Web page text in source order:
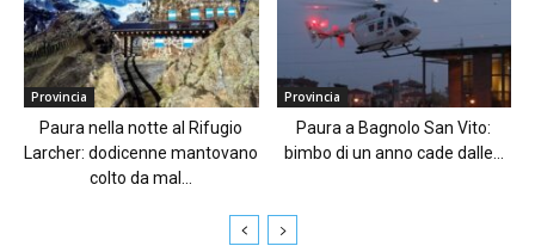
Provincia
Paura nella notte al Rifugio
Larcher: dodicenne mantovano
colto da mal...
Provincia
Paura a Bagnolo San Vito:
bimbo di un anno cade dalle...